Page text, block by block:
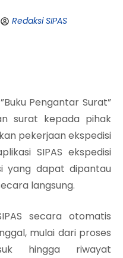
Redaksi SIPAS
Pengantar Surat”
surat kepada pihak
pekerjaan ekspedisi
SIPAS ekspedisi
yang dapat dipantau
langsung.
secara otomatis
mulai dari proses
hingga riwayat